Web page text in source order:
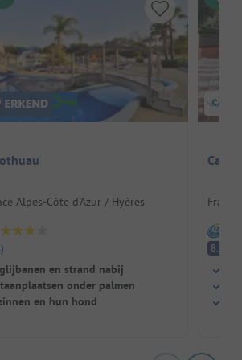
Alpes-Côte d'Azur / Hyères
)
en strand nabij
onder palmen
en hun hond
8.3